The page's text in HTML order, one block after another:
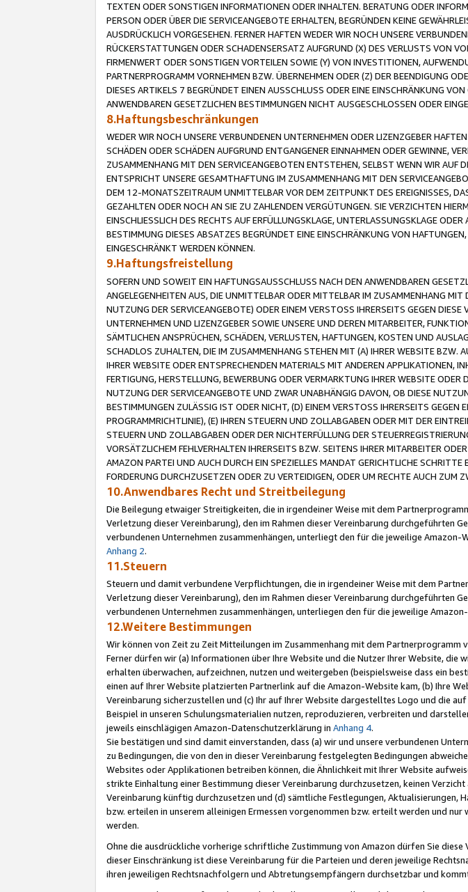
TEXTEN ODER SONSTIGEN INFORMATIONEN ODER INHALTEN. BERATUNG ODER
PERSON ODER ÜBER DIE SERVICEANGEBOTE ERHALTEN, BEGRÜNDEN KEINE
AUSDRÜCKLICH VORGESEHEN. FERNER HAFTEN WEDER WIR NOCH UNSERE
RÜCKERSTATTUNGEN ODER SCHADENSERSATZ AUFGRUND (X) DES VERLUSTS VON
FIRMENWERT ODER SONSTIGEN VORTEILEN SOWIE (Y) VON INVESTITIONEN,
PARTNERPROGRAMM VORNEHMEN BZW. ÜBERNEHMEN ODER (Z) DER BEENDIGUNG
DIESES ARTIKELS 7 BEGRÜNDET EINEN AUSSCHLUSS ODER EINE EINSCHRÄNKUNG
ANWENDBAREN GESETZLICHEN BESTIMMUNGEN NICHT AUSGESCHLOSSEN ODER
8.Haftungsbeschränkungen
WEDER WIR NOCH UNSERE VERBUNDENEN UNTERNEHMEN ODER LIZENZGEBER
SCHÄDEN ODER SCHÄDEN AUFGRUND ENTGANGENER EINNAHMEN ODER GEWINNE,
ZUSAMMENHANG MIT DEN SERVICEANGEBOTEN ENTSTEHEN, SELBST WENN WIR AUF
ENTSPRICHT UNSERE GESAMTHAFTUNG IM ZUSAMMENHANG MIT DEN
DEM 12-MONATSZEITRAUM UNMITTELBAR VOR DEM ZEITPUNKT DES EREIGNISSES,
GEZAHLTEN ODER NOCH AN SIE ZU ZAHLENDEN VERGÜTUNGEN. SIE VERZICHTEN
EINSCHLIESSLICH DES RECHTS AUF ERFÜLLUNGSKLAGE, UNTERLASSUNGSKLAGE
BESTIMMUNG DIESES ABSATZES BEGRÜNDET EINE EINSCHRÄNKUNG VON
EINGESCHRÄNKT WERDEN KÖNNEN.
9.Haftungsfreistellung
SOFERN UND SOWEIT EIN HAFTUNGSAUSSCHLUSS NACH DEN ANWENDBAREN
ANGELEGENHEITEN AUS, DIE UNMITTELBAR ODER MITTELBAR IM ZUSAMMENHANG MIT
NUTZUNG DER SERVICEANGEBOTE) ODER EINEM VERSTOSS IHRERSEITS GEGEN
UNTERNEHMEN UND LIZENZGEBER SOWIE UNSERE UND DEREN MITARBEITER,
SÄMTLICHEN ANSPRÜCHEN, SCHÄDEN, VERLUSTEN, HAFTUNGEN, KOSTEN UND
SCHADLOS ZUHALTEN, DIE IM ZUSAMMENHANG STEHEN MIT (A) IHRER WEBSITE BZW.
IHRER WEBSITE ODER ENTSPRECHENDEN MATERIALS MIT ANDEREN APPLIKATIONEN,
FERTIGUNG, HERSTELLUNG, BEWERBUNG ODER VERMARKTUNG IHRER WEBSITE ODER
NUTZUNG DER SERVICEANGEBOTE UND ZWAR UNABHÄNGIG DAVON, OB DIESE
BESTIMMUNGEN ZULÄSSIG IST ODER NICHT, (D) EINEM VERSTOSS IHRERSEITS GEGEN
PROGRAMMRICHTLINIE), (E) IHREN STEUERN UND ZOLLABGABEN ODER MIT DER
STEUERN UND ZOLLABGABEN ODER DER NICHTERFÜLLUNG DER
VORSÄTZLICHEM FEHLVERHALTEN IHRERSEITS BZW. SEITENS IHRER MITARBEITER
AMAZON PARTEI UND AUCH DURCH EIN SPEZIELLES MANDAT GERICHTLICHE
FORDERUNG DURCHZUSETZEN ODER ZU VERTEIDIGEN, ODER UM RECHTE AUCH ZUM
10.Anwendbares Recht und Streitbeilegung
Die Beilegung etwaiger Streitigkeiten, die in irgendeiner Weise mit dem
Verletzung dieser Vereinbarung), den im Rahmen dieser Vereinbarung durchgeführten
verbundenen Unternehmen zusammenhängen, unterliegt den für die jeweilige
Anhang 2.
11.Steuern
Steuern und damit verbundene Verpflichtungen, die in irgendeiner Weise mit dem
Verletzung dieser Vereinbarung), den im Rahmen dieser Vereinbarung durchgeführten
verbundenen Unternehmen zusammenhängen, unterliegen den für die jeweilige
12.Weitere Bestimmungen
Wir können von Zeit zu Zeit Mitteilungen im Zusammenhang mit dem Partnerprogramm
Ferner dürfen wir (a) Informationen über Ihre Website und die Nutzer Ihrer Website,
erhalten überwachen, aufzeichnen, nutzen und weitergeben (beispielsweise dass ein
einen auf Ihrer Website platzierten Partnerlink auf die Amazon-Website kam, (b) Ihre
Vereinbarung sicherzustellen und (c) Ihr auf Ihrer Website dargestelltes Logo und die
Beispiel in unseren Schulungsmaterialien nutzen, reproduzieren, verbreiten und
jeweils einschlägigen Amazon-Datenschutzerklärung in Anhang 4.
Sie bestätigen und sind damit einverstanden, dass (a) wir und unsere verbundenen
zu Bedingungen, die von den in dieser Vereinbarung festgelegten Bedingungen
Websites oder Applikationen betreiben können, die Ähnlichkeit mit Ihrer Website
strikte Einhaltung einer Bestimmung dieser Vereinbarung durchzusetzen, keinen
Vereinbarung künftig durchzusetzen und (d) sämtliche Festlegungen, Aktualisierungen,
bzw. erteilen in unserem alleinigen Ermessen vorgenommen bzw. erteilt werden und
werden.
Ohne die ausdrückliche vorherige schriftliche Zustimmung von Amazon dürfen Sie
dieser Einschränkung ist diese Vereinbarung für die Parteien und deren jeweilige
ihren jeweiligen Rechtsnachfolgern und Abtretungsempfängern durchsetzbar und